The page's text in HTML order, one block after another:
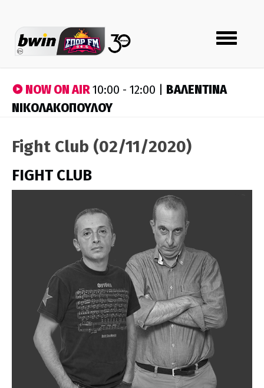
Toggle
navigation
NOW ON AIR10:00 - 12:00 | ΒΑΛΕΝΤΙΝΑ
ΝΙΚΟΛΑΚΟΠΟΥΛΟΥ
Fight Club (02/11/2020)
FIGHT CLUB